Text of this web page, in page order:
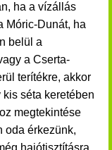
ha a vízállás
Móric-Dunát, ha
belül a
a Cserta-
terítékre, akkor
séta keretében
megtekintése
oda érkezünk,
hajótisztításra